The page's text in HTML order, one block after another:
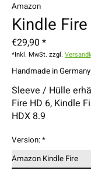
Amazon
Kindle
€29,90 *
*Inkl. MwSt. zzgl.
Handmade in
Sleeve / Hülle
Fire HD 6, Kindle
HDX 8.9
Version:*